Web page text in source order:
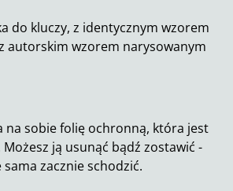
do kluczy, z identycznym wzorem
autorskim wzorem narysowanym
na sobie folię ochronną, która jest
ją usunąć bądź zostawić -
zacznie schodzić.